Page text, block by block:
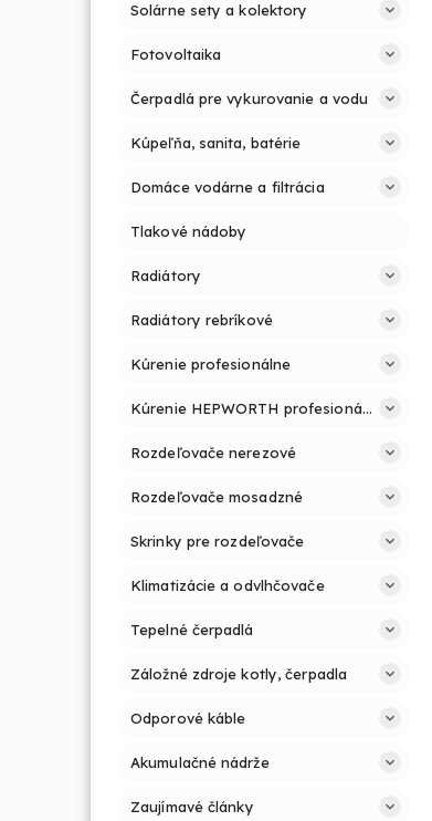
Solárne sety a kolektory
Fotovoltaika
Čerpadlá pre vykurovanie a vodu
Kúpeľňa, sanita, batérie
Domáce vodárne a filtrácia
Tlakové nádoby
Radiátory
Radiátory rebríkové
Kúrenie profesionálne
Kúrenie HEPWORTH profesionálne a jednoducho
Rozdeľovače nerezové
Rozdeľovače mosadzné
Skrinky pre rozdeľovače
Klimatizácie a odvlhčovače
Tepelné čerpadlá
Záložné zdroje kotly, čerpadla
Odporové káble
Akumulačné nádrže
Zaujímavé články